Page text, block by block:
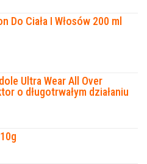
Do Ciała I Włosów 200 ml
Ultra Wear All Over
o długotrwałym działaniu